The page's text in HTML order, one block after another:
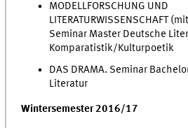
MODELLFORSCHUNG UND
LITERATURWISSENSCHAFT
Seminar Master Deutsche
Komparatistik/Kulturpoetik
DAS DRAMA. Seminar
Literatur
Wintersemester 2016/17